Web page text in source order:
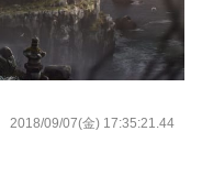
2018/09/07(金) 17:35:21.44